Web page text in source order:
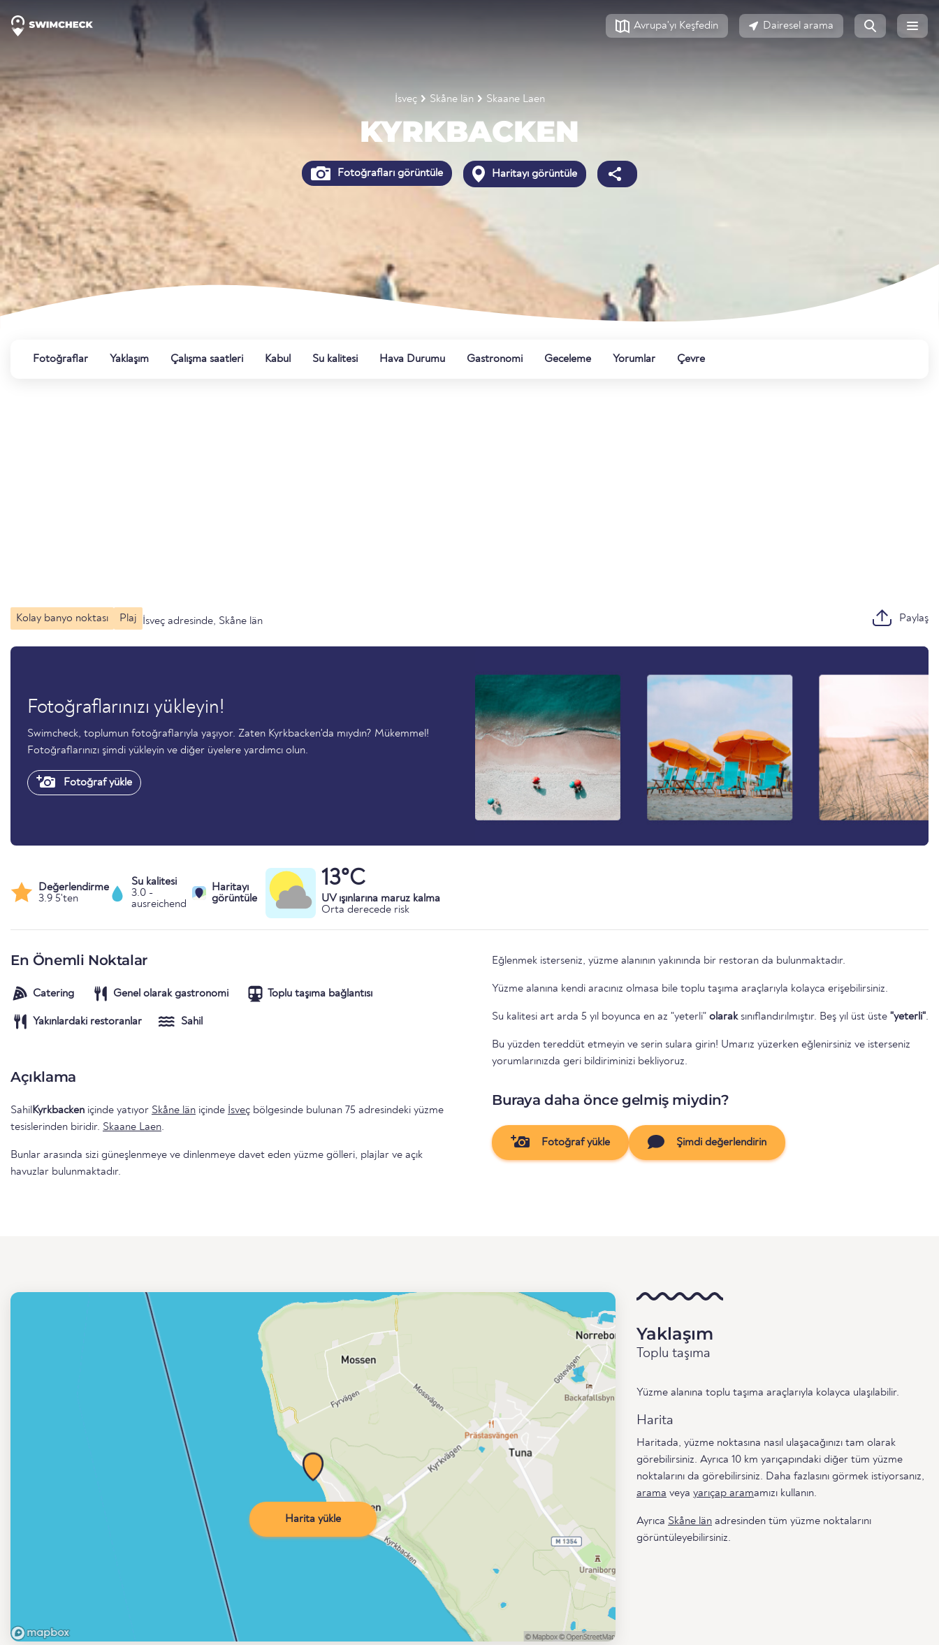
Avrupa'yı Keşfedin Dairesel arama
İsveç Skåne län Skaane Laen
KYRKBACKEN
Fotoğrafları görüntüle Haritayı görüntüle
Fotoğraflar Yaklaşım Çalışma saatleri Kabul Su kalitesi Hava Durumu Gastronomi Geceleme Yorumlar Çevre
Kolay banyo noktası Plaj İsveç adresinde, Skåne län Paylaş
Fotoğraflarınızı yükleyin!
Swimcheck, toplumun fotoğraflarıyla yaşıyor. Zaten Kyrkbacken'da mıydın? Mükemmel!
Fotoğraflarınızı şimdi yükleyin ve diğer üyelere yardımcı olun.
Fotoğraf yükle
Değerlendirme
3.9 5'ten
Su kalitesi
3.0 -
ausreichend
Haritayı
görüntüle
13°C
UV ışınlarına maruz kalma
Orta derecede risk
En Önemli Noktalar
Catering Genel olarak gastronomi Toplu taşıma bağlantısı
Yakınlardaki restoranlar Sahil
Açıklama
Sahil Kyrkbacken içinde yatıyor Skåne län içinde İsveç bölgesinde bulunan 75 adresindeki yüzme
tesislerinden biridir. Skaane Laen.
Bunlar arasında sizi güneşlenmeye ve dinlenmeye davet eden yüzme gölleri, plajlar ve açık
havuzlar bulunmaktadır.
Eğlenmek isterseniz, yüzme alanının yakınında bir restoran da bulunmaktadır.
Yüzme alanına kendi aracınız olmasa bile toplu taşıma araçlarıyla kolayca erişebilirsiniz.
Su kalitesi art arda 5 yıl boyunca en az "yeterli" olarak sınıflandırılmıştır. Beş yıl üst üste "yeterli".
Bu yüzden tereddüt etmeyin ve serin sulara girin! Umarız yüzerken eğlenirsiniz ve isterseniz
yorumlarınızda geri bildiriminizi bekliyoruz.
Buraya daha önce gelmiş miydin?
Fotoğraf yükle Şimdi değerlendirin
Harita yükle
Yaklaşım
Toplu taşıma
Yüzme alanına toplu taşıma araçlarıyla kolayca ulaşılabilir.
Harita
Haritada, yüzme noktasına nasıl ulaşacağınızı tam olarak
görebilirsiniz. Ayrıca 10 km yarıçapındaki diğer tüm yüzme
noktalarını da görebilirsiniz. Daha fazlasını görmek istiyorsanız,
arama veya yarıçap aramamızı kullanın.
Ayrıca Skåne län adresinden tüm yüzme noktalarını
görüntüleyebilirsiniz.